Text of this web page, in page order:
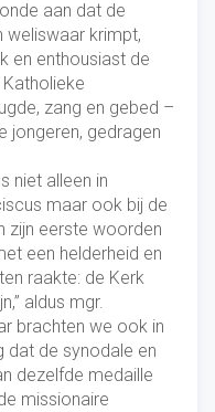
aan dat de
weliswaar krimpt,
en enthousiast de
zang en gebed –
jongeren, gedragen
niet alleen in
maar ook bij de
zijn eerste woorden
een helderheid en
raakte: de Kerk
aldus mgr.
brachten we ook in
dat de synodale en
dezelfde medaille
missionaire